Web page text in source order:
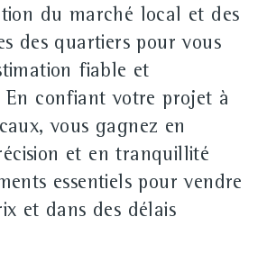
du marché local et des
des quartiers pour vous
fiable et
En confiant votre projet à
vous gagnez en
et en tranquillité
essentiels pour vendre
et dans des délais